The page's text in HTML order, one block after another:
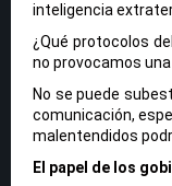
inteligencia
¿Qué protocolos
no provocamos
No se puede
comunicación,
malentendidos
El papel de los